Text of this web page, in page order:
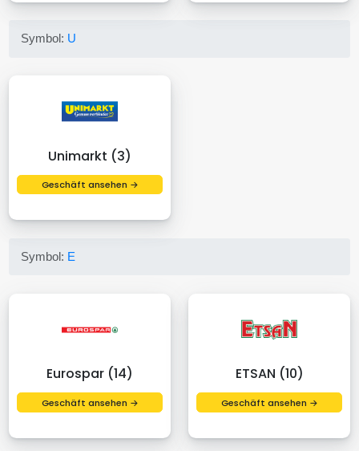
Symbol: U
Unimarkt (3)
Geschäft ansehen →
Symbol: E
Eurospar (14)
Geschäft ansehen →
ETSAN (10)
Geschäft ansehen →